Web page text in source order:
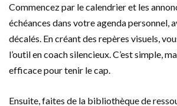
Commencez par le calendrier et les
échéances dans votre agenda personnel,
décalés. En créant des repères visuels,
l’outil en coach silencieux. C’est simple,
efficace pour tenir le cap.
Ensuite, faites de la bibliothèque de